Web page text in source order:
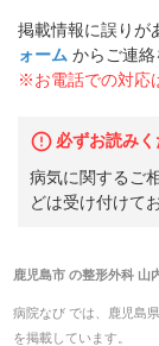
掲載情報に誤りが
ォーム からご連絡
※お電話での対応
必ずお読み
病気に関するご
どは受け付けて
鹿児島市の整形外科 山
病院なび では、 鹿児島県
を掲載しています。